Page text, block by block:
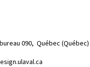
090, Québec (Québec)